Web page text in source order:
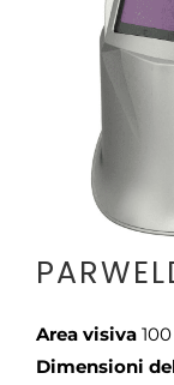
Area visiva
Dimensioni